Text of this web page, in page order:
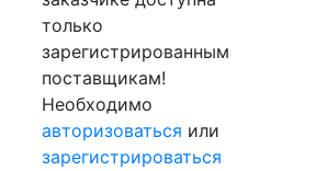
только
зарегистрированным
поставщикам!
Необходимо
авторизоваться или
зарегистрироваться